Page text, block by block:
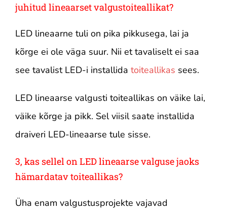
juhitud lineaarset valgustoiteallikat?
LED lineaarne tuli on pika pikkusega, lai ja
kõrge ei ole väga suur. Nii et tavaliselt ei saa
see tavalist LED-i installida toiteallikas sees.
LED lineaarse valgusti toiteallikas on väike lai,
väike kõrge ja pikk. Sel viisil saate installida
draiveri LED-lineaarse tule sisse.
3, kas sellel on LED lineaarse valguse jaoks
hämardatav toiteallikas?
Üha enam valgustusprojekte vajavad